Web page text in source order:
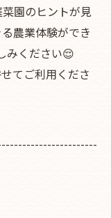
園のヒントが見
農業体験ができ
みください😌
てご利用くださ